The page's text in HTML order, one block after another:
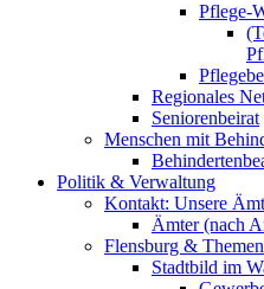
Pflege-
Regionales
Seniorenbeirat
Menschen mit
Politik & Verwaltung
Kontakt: Unsere
Ämter (nach
Flensburg & Themen
Stadtbild im